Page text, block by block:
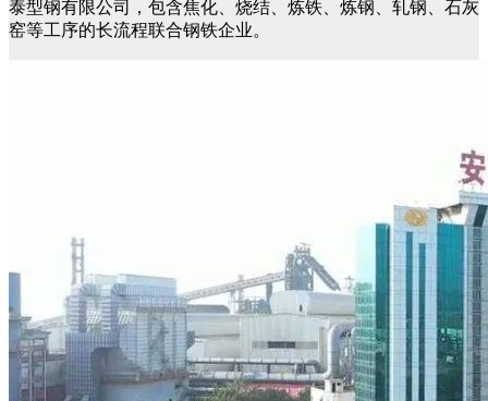
泰型钢有限公司，包含焦化、烧结、炼铁、炼钢、轧钢、石灰
窑等工序的长流程联合钢铁企业。